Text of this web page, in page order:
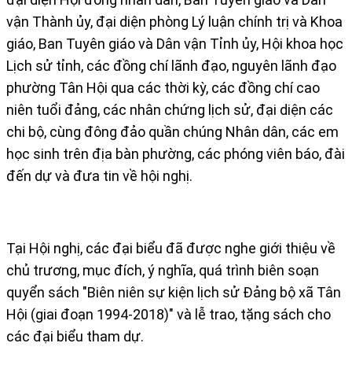
vận Thành ủy, đại diện phòng Lý luận chính trị và Khoa
giáo, Ban Tuyên giáo và Dân vận Tỉnh ủy, Hội khoa học
Lịch sử tỉnh, các đồng chí lãnh đạo, nguyên lãnh đạo
phường Tân Hội qua các thời kỳ, các đồng chí cao
niên tuổi đảng, các nhân chứng lịch sử, đại diện các
chi bộ, cùng đông đảo quần chúng Nhân dân, các em
học sinh trên địa bàn phường, các phóng viên báo, đài
đến dự và đưa tin về hội nghị.
Tại Hội nghị, các đại biểu đã được nghe giới thiệu về
chủ trương, mục đích, ý nghĩa, quá trình biên soạn
quyển sách "Biên niên sự kiện lịch sử Đảng bộ xã Tân
Hội (giai đoạn 1994-2018)" và lễ trao, tặng sách cho
các đại biểu tham dự.